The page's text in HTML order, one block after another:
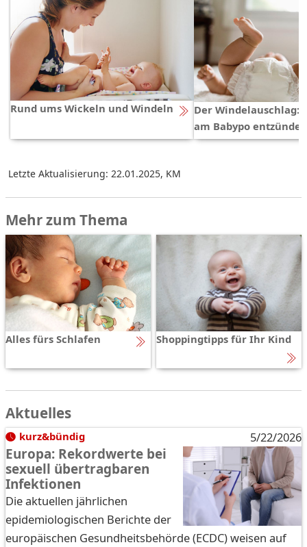
Rund ums Wickeln und Windeln
Der Windelauschlag:
am Babypo
Letzte Aktualisierung: 22.01.2025, KM
Mehr zum Thema
Alles fürs Schlafen Shoppingtipps für Ihr Kind
Aktuelles
kurz&bündig 5/22/2026
Europa: Rekordwerte bei
sexuell übertragbaren
Infektionen
Die aktuellen jährlichen
epidemiologischen Berichte der
europäischen Gesundheitsbehörde (ECDC) weisen auf